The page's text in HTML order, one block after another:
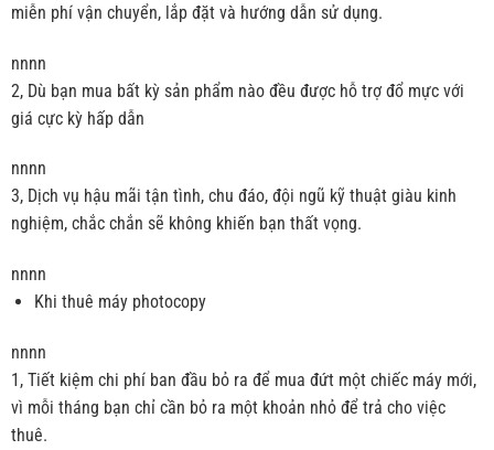
miễn phí vận chuyển, lắp đặt và hướng dẫn sử dụng.
nnnn
2, Dù bạn mua bất kỳ sản phẩm nào đều được hỗ trợ đổ mực với
giá cực kỳ hấp dẫn
nnnn
3, Dịch vụ hậu mãi tận tình, chu đáo, đội ngũ kỹ thuật giàu kinh
nghiệm, chắc chắn sẽ không khiến bạn thất vọng.
nnnn
Khi thuê máy photocopy
nnnn
1, Tiết kiệm chi phí ban đầu bỏ ra để mua đứt một chiếc máy mới,
vì mỗi tháng bạn chỉ cần bỏ ra một khoản nhỏ để trả cho việc
thuê.